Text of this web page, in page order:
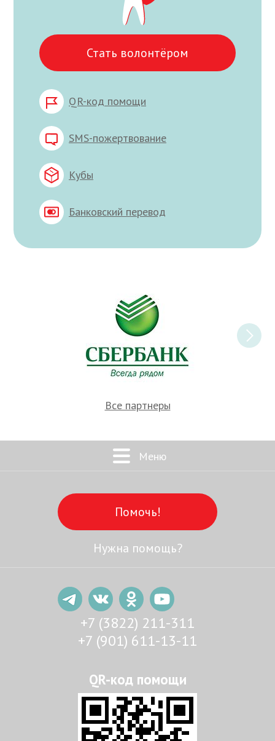
Стать волонтёром
QR-код помощи
SMS-пожертвование
Кубы
Банковский перевод
Все партнеры
Меню
Помочь!
Нужна помощь?
+7 (3822) 211-311
+7 (901) 611-13-11